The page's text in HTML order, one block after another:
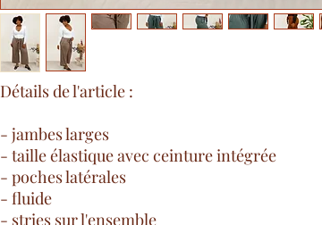
Détails de l'article :
- jambes larges
- taille élastique avec ceinture intégrée
- poches latérales
- fluide
- stries sur l'ensemble